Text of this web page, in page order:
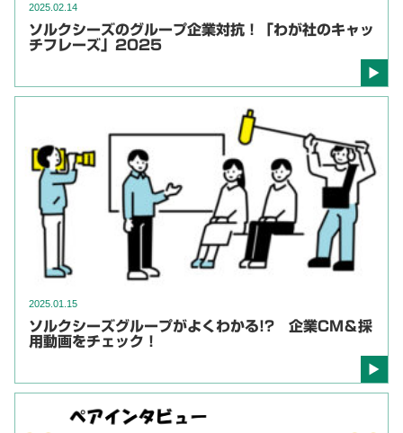
2025.02.14
ソルクシーズのグループ企業対抗！「わが社のキャッ
チフレーズ」2025
2025.01.15
ソルクシーズグループがよくわかる!? 企業CM＆採
用動画をチェック！